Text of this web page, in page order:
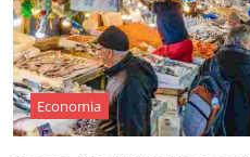
Economia